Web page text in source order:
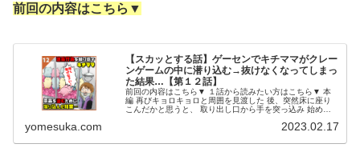
前回の内容はこちら▼
【スカッとする話】ゲーセンでキチママがクレー
ンゲームの中に潜り込む→抜けなくなってしまっ
た結果…【第１２話】
前回の内容はこちら▼ １話から読みたい方はこちら▼ 本
編 再びキョロキョロと周囲を見渡した 後、突然床に座り
こんだかと思うと、 取り出し口から手を突っ込み 始めた
yomesuka.com 2023.02.17